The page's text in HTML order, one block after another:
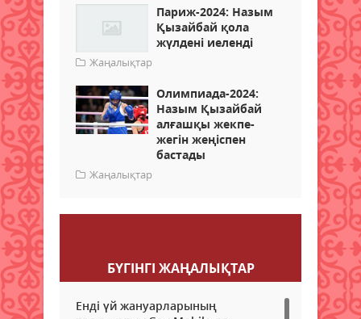
Париж-2024: Назым
Қызайбай қола
жүлдені иеленді
Жаңалықтар
Олимпиада-2024:
Назым Қызайбай
алғашқы жекпе-
жегін жеңіспен
бастады
Жаңалықтар
БҮГІНГI ЖАҢАЛЫҚТАР
Енді үй жануарларының